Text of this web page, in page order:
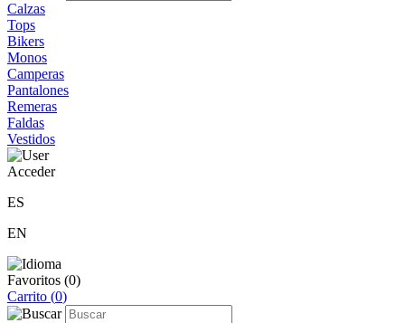
Calzas
Tops
Bikers
Monos
Camperas
Pantalones
Remeras
Faldas
Vestidos
Acceder
ES
EN
Favoritos (0)
Carrito (0)